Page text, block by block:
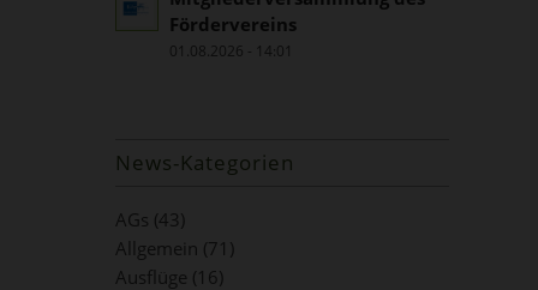
Fördervereins
01.08.2026 - 14:01
News-Kategorien
AGs (43)
Allgemein (71)
Ausflüge (16)